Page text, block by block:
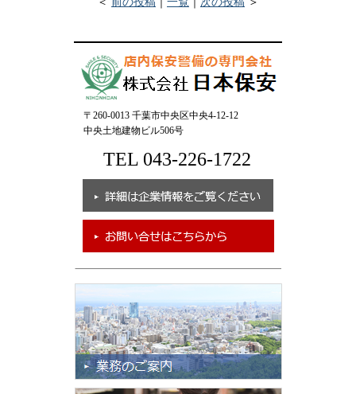
〒260-0013 千葉市中央区中央4-12-12
中央土地建物ビル506号
TEL 043-226-1722